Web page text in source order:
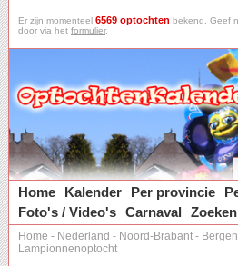
Er zijn momenteel 6569 optochten bekend. Geef
door via het formulier.
Home
Kalender Per provincie
Foto's / Video's Carnaval Zoeken
Home - Nederland - Noord-Brabant -
Lampionnenoptocht